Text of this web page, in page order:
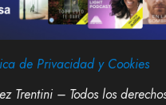
de Privacidad y Cookies
Trentini – Todos los